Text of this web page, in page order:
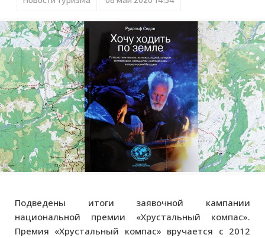
Подведены итоги заявочной кампании
национальной премии «Хрустальный компас».
Премия «Хрустальный компас» вручается с 2012